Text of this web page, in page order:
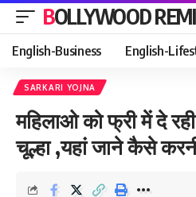
BOLLYWOOD
English-Business English-
SARKARI YOJNA
महिलाओ को फ्री में दे
चूल्हा ,यहां जाने कैसे